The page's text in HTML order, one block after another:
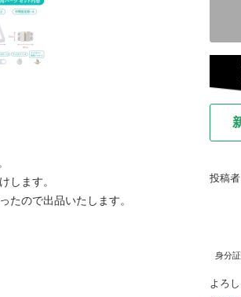
します。
たので出品いたします。
投稿者
身分証
よろ